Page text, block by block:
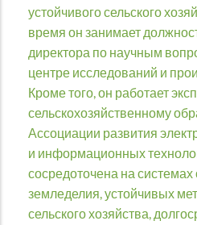
устойчивого сельского
время он занимает
директора по научным
центре исследований и
Кроме того, он работает
сельскохозяйственному
Ассоциации развития
и информационных
сосредоточена на системах
земледелия, устойчивых
сельского хозяйства,